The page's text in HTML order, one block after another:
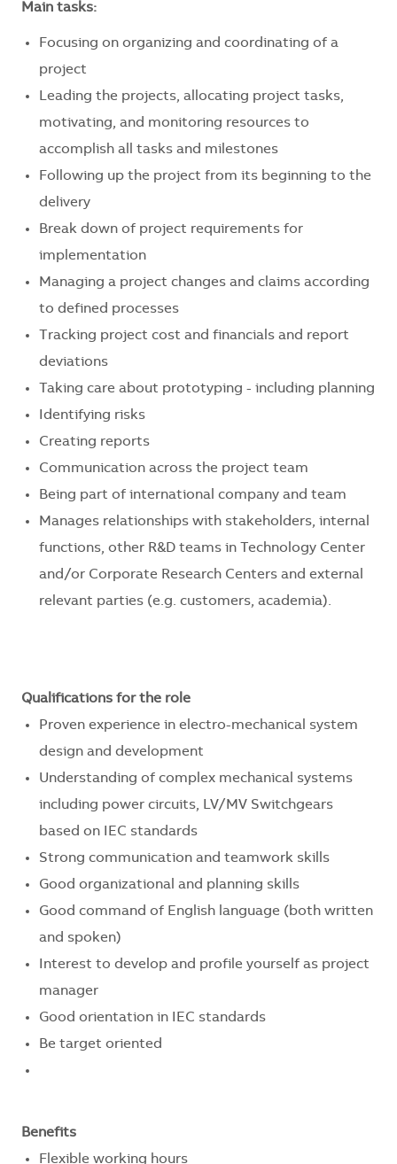
Main tasks:
Focusing on organizing and coordinating of a
project
Leading the projects, allocating project tasks,
motivating, and monitoring resources to
accomplish all tasks and milestones
Following up the project from its beginning to the
delivery
Break down of project requirements for
implementation
Managing a project changes and claims according
to defined processes
Tracking project cost and financials and report
deviations
Taking care about prototyping - including planning
Identifying risks
Creating reports
Communication across the project team
Being part of international company and team
Manages relationships with stakeholders, internal
functions, other R&D teams in Technology Center
and/or Corporate Research Centers and external
relevant parties (e.g. customers, academia).
Qualifications for the role
Proven experience in electro-mechanical system
design and development
Understanding of complex mechanical systems
including power circuits, LV/MV Switchgears
based on IEC standards
Strong communication and teamwork skills
Good organizational and planning skills
Good command of English language (both written
and spoken)
Interest to develop and profile yourself as project
manager
Good orientation in IEC standards
Be target oriented
Benefits
Flexible working hours